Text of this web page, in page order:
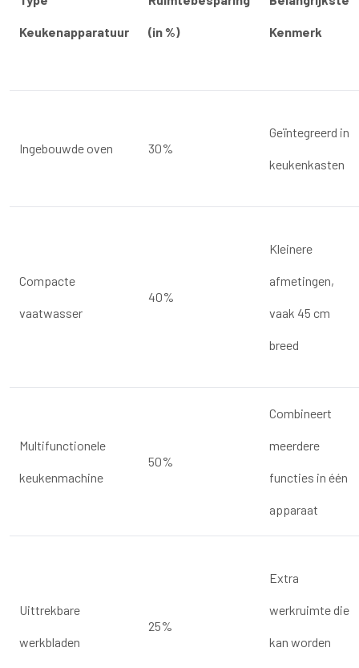
Keukenapparatuur (in %) Kenmerk
Ingebouwde oven 30%
Geïntegreerd in
keukenkasten
Compacte
vaatwasser
40%
Kleinere
afmetingen,
vaak 45 cm
breed
Multifunctionele
keukenmachine
50%
Combineert
meerdere
functies in één
apparaat
Uittrekbare
werkbladen
25%
Extra
werkruimte die
kan worden